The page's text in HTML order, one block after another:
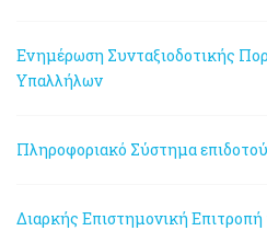
Ενημέρωση Συνταξιοδοτικής
Υπαλλήλων
Πληροφοριακό Σύστημα
Διαρκής Επιστημονική